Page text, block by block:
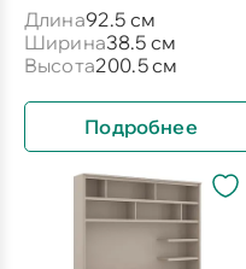
Длина92.5 см
Ширина38.5 см
Высота200.5 см
Подробнее